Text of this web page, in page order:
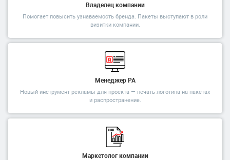
Владелец компании
Помогает повысить узнаваемость бренда. Пакеты выступают в роли
визитки компании.
Менеджер РА
Новый инструмент рекламы для проекта — печать логотипа на пакетах
и распространение.
Маркетолог компании